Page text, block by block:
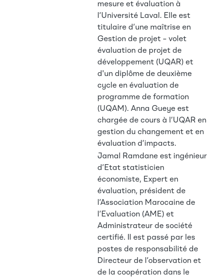
mesure et évaluation à
l’Université Laval. Elle est
titulaire d’une maîtrise en
Gestion de projet – volet
évaluation de projet de
développement (UQAR) et
d'un diplôme de deuxième
cycle en évaluation de
programme de formation
(UQAM). Anna Gueye est
chargée de cours à l’UQAR en
gestion du changement et en
évaluation d’impacts.
Jamal Ramdane est ingénieur
d’Etat statisticien
économiste, Expert en
évaluation, président de
l’Association Marocaine de
l’Evaluation (AME) et
Administrateur de société
certifié. Il est passé par les
postes de responsabilité de
Directeur de l’observation et
de la coopération dans le